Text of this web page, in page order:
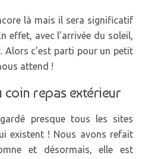
là mais il sera significatif
effet, avec l’arrivée du soleil,
Alors c’est parti pour un petit
attend !
coin repas extérieur
presque tous les sites
existent ! Nous avons refait
et désormais, elle est